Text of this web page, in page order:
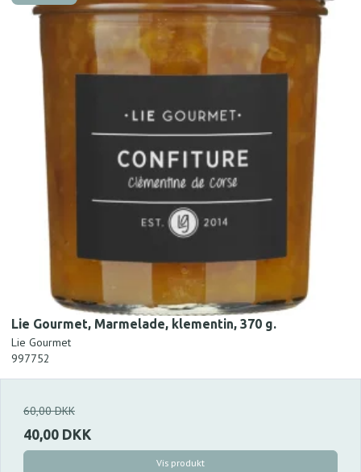
Lie Gourmet, Marmelade, klementin, 370 g.
Lie Gourmet
997752
60,00 DKK
40,00 DKK
Vis produkt